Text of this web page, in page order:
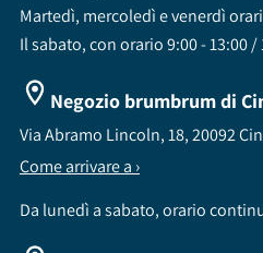
Martedì, mercoledì e venerdì
Il sabato, con orario 9:00 - 13:00 /
Negozio brumbrum di
Via Abramo Lincoln, 18, 20092
Come arrivare a ›
Da lunedì a sabato, orario